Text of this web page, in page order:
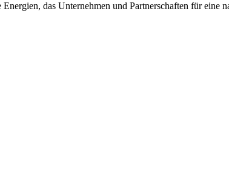
das Unternehmen und Partnerschaften für